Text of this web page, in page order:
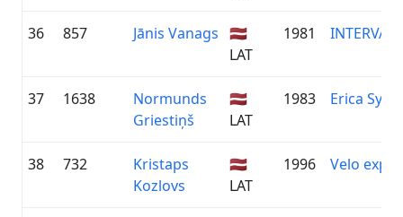
36 857 Jānis Vanags 🇱🇻
LAT
1981
37 1638
Normunds
Griestiņš
🇱🇻
LAT
1983 Erica
38 732
Kristaps
Kozlovs
🇱🇻
LAT
1996 Velo